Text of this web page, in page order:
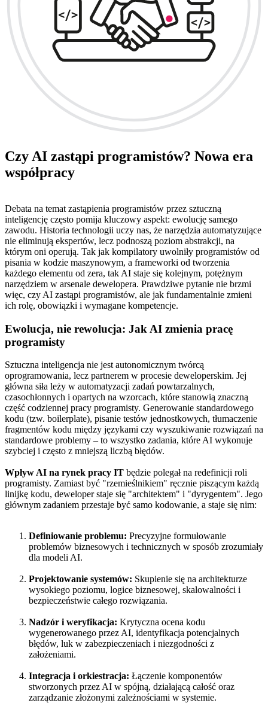
Czy AI zastąpi programistów? Nowa era
współpracy
Debata na temat zastąpienia programistów przez sztuczną
inteligencję często pomija kluczowy aspekt: ewolucję samego
zawodu. Historia technologii uczy nas, że narzędzia automatyzujące
nie eliminują ekspertów, lecz podnoszą poziom abstrakcji, na
którym oni operują. Tak jak kompilatory uwolniły programistów od
pisania w kodzie maszynowym, a frameworki od tworzenia
każdego elementu od zera, tak AI staje się kolejnym, potężnym
narzędziem w arsenale dewelopera. Prawdziwe pytanie nie brzmi
więc, czy AI zastąpi programistów, ale jak fundamentalnie zmieni
ich rolę, obowiązki i wymagane kompetencje.
Ewolucja, nie rewolucja: Jak AI zmienia pracę
programisty
Sztuczna inteligencja nie jest autonomicznym twórcą
oprogramowania, lecz partnerem w procesie deweloperskim. Jej
główna siła leży w automatyzacji zadań powtarzalnych,
czasochłonnych i opartych na wzorcach, które stanowią znaczną
część codziennej pracy programisty. Generowanie standardowego
kodu (tzw. boilerplate), pisanie testów jednostkowych, tłumaczenie
fragmentów kodu między językami czy wyszukiwanie rozwiązań na
standardowe problemy – to wszystko zadania, które AI wykonuje
szybciej i często z mniejszą liczbą błędów.
Wpływ AI na rynek pracy IT będzie polegał na redefinicji roli
programisty. Zamiast być "rzemieślnikiem" ręcznie piszącym każdą
linijkę kodu, deweloper staje się "architektem" i "dyrygentem". Jego
głównym zadaniem przestaje być samo kodowanie, a staje się nim:
Definiowanie problemu: Precyzyjne formułowanie
problemów biznesowych i technicznych w sposób zrozumiały
dla modeli AI.
Projektowanie systemów: Skupienie się na architekturze
wysokiego poziomu, logice biznesowej, skalowalności i
bezpieczeństwie całego rozwiązania.
Nadzór i weryfikacja: Krytyczna ocena kodu
wygenerowanego przez AI, identyfikacja potencjalnych
błędów, luk w zabezpieczeniach i niezgodności z
założeniami.
Integracja i orkiestracja: Łączenie komponentów
stworzonych przez AI w spójną, działającą całość oraz
zarządzanie złożonymi zależnościami w systemie.